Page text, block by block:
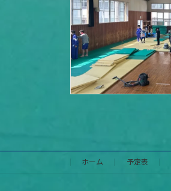
ホーム 予定表